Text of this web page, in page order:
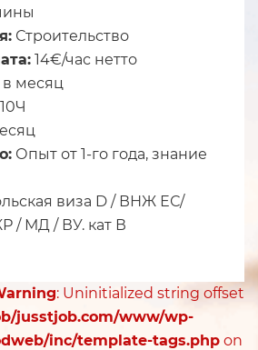
Строительство
14€/час нетто
в месяц
Опыт от 1-го года, знание
виза D / ВНЖ ЕС/
/ МД / ВУ. кат В
: Uninitialized string offset
jusstjob.com/www/wp-
inc/template-tags.php on